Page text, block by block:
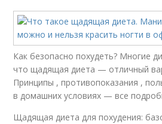
Как безопасно похудеть? Многие
что щадящая диета — отличный
Принципы , противопоказания ,
в домашних условиях — все
Щадящая диета для похудения: